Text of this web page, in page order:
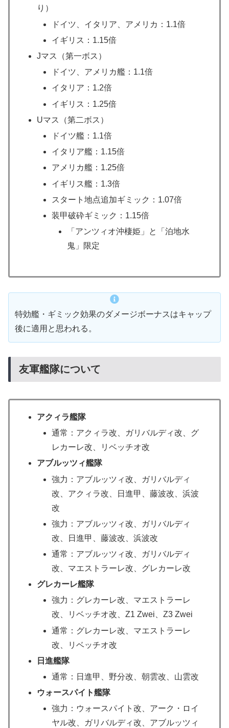
り）
ドイツ、イタリア、アメリカ：1.1倍
イギリス：1.15倍
Jマス（第一ボス）
ドイツ、アメリカ艦：1.1倍
イタリア：1.2倍
イギリス：1.25倍
Uマス（第二ボス）
ドイツ艦：1.1倍
イタリア艦：1.15倍
アメリカ艦：1.25倍
イギリス艦：1.3倍
スタート地点追加ギミック：1.07倍
装甲破砕ギミック：1.15倍
「アンツィオ沖棲姫」と「泊地水
鬼」限定
特効艦・ギミック効果のダメージボーナスはキャップ
後に適用と思われる。
友軍艦隊について
アクィラ艦隊
通常：アクィラ改、ガリバルディ改、グ
レカーレ改、リベッチオ改
アブルッツィ艦隊
強力：アブルッツィ改、ガリバルディ
改、アクィラ改、日進甲、藤波改、浜波
改
強力：アブルッツィ改、ガリバルディ
改、日進甲、藤波改、浜波改
通常：アブルッツィ改、ガリバルディ
改、マエストラーレ改、グレカーレ改
グレカーレ艦隊
強力：グレカーレ改、マエストラーレ
改、リベッチオ改、Z1 Zwei、Z3 Zwei
通常：グレカーレ改、マエストラーレ
改、リベッチオ改
日進艦隊
通常：日進甲、野分改、朝雲改、山雲改
ウォースパイト艦隊
強力：ウォースパイト改、アーク・ロイ
ヤル改、ガリバルディ改、アブルッツィ